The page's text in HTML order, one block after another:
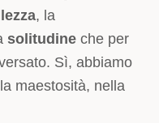
, la
solitudine che per
Sì, abbiamo
maestosità, nella